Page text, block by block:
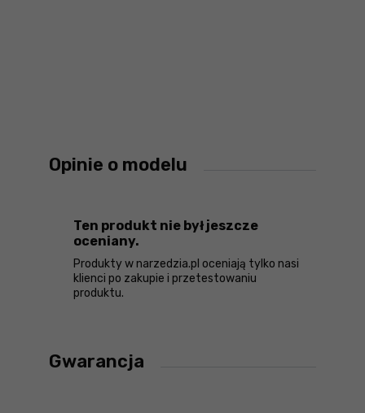
Opinie o modelu
Ten produkt nie był jeszcze
oceniany.
Produkty w narzedzia.pl oceniają tylko nasi
klienci po zakupie i przetestowaniu
produktu.
Gwarancja